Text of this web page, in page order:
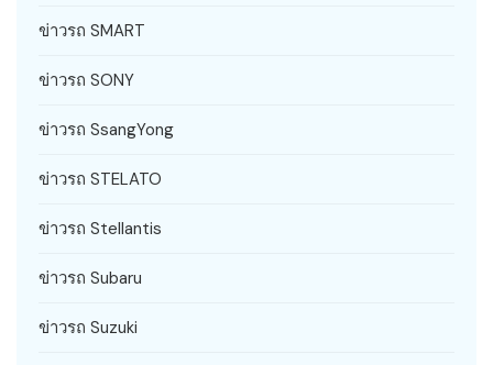
ข่าวรถ SMART
ข่าวรถ SONY
ข่าวรถ SsangYong
ข่าวรถ STELATO
ข่าวรถ Stellantis
ข่าวรถ Subaru
ข่าวรถ Suzuki